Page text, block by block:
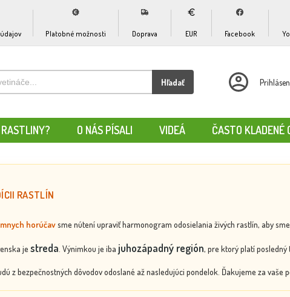
Platobné možnosti Doprava EUR Facebook
Hľadať
O NÁS PÍSALI VIDEÁ ČASTO KLADENÉ
RASTLÍN
horúčavsme nútení upraviť harmonogram odosielania živých rastlín, aby
je streda . Výnimkou je iba juhozápadný región, pre ktorý platí posledný
z bezpečnostných dôvodov odoslané až nasledujúci pondelok. Ďakujeme za vaše